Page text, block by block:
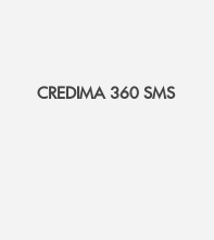
CREDIMA 360 SMS